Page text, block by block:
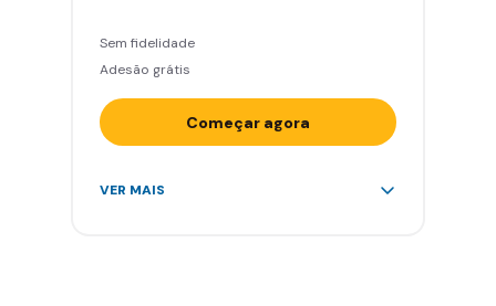
Sem fidelidade
Adesão grátis
Começar agora
Acesso ilimitado a +2.000
VER MAIS